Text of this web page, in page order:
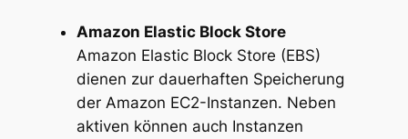
Amazon Elastic Block Store
Amazon Elastic Block Store (EBS)
dienen zur dauerhaften Speicherung
der Amazon EC2-Instanzen. Neben
aktiven können auch Instanzen